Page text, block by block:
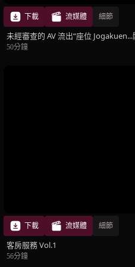
下載 流媒體 細節
未經審查的 AV 流出“座位
50分鐘
下載 流媒體 細節
客房服務 Vol.1
56分鐘